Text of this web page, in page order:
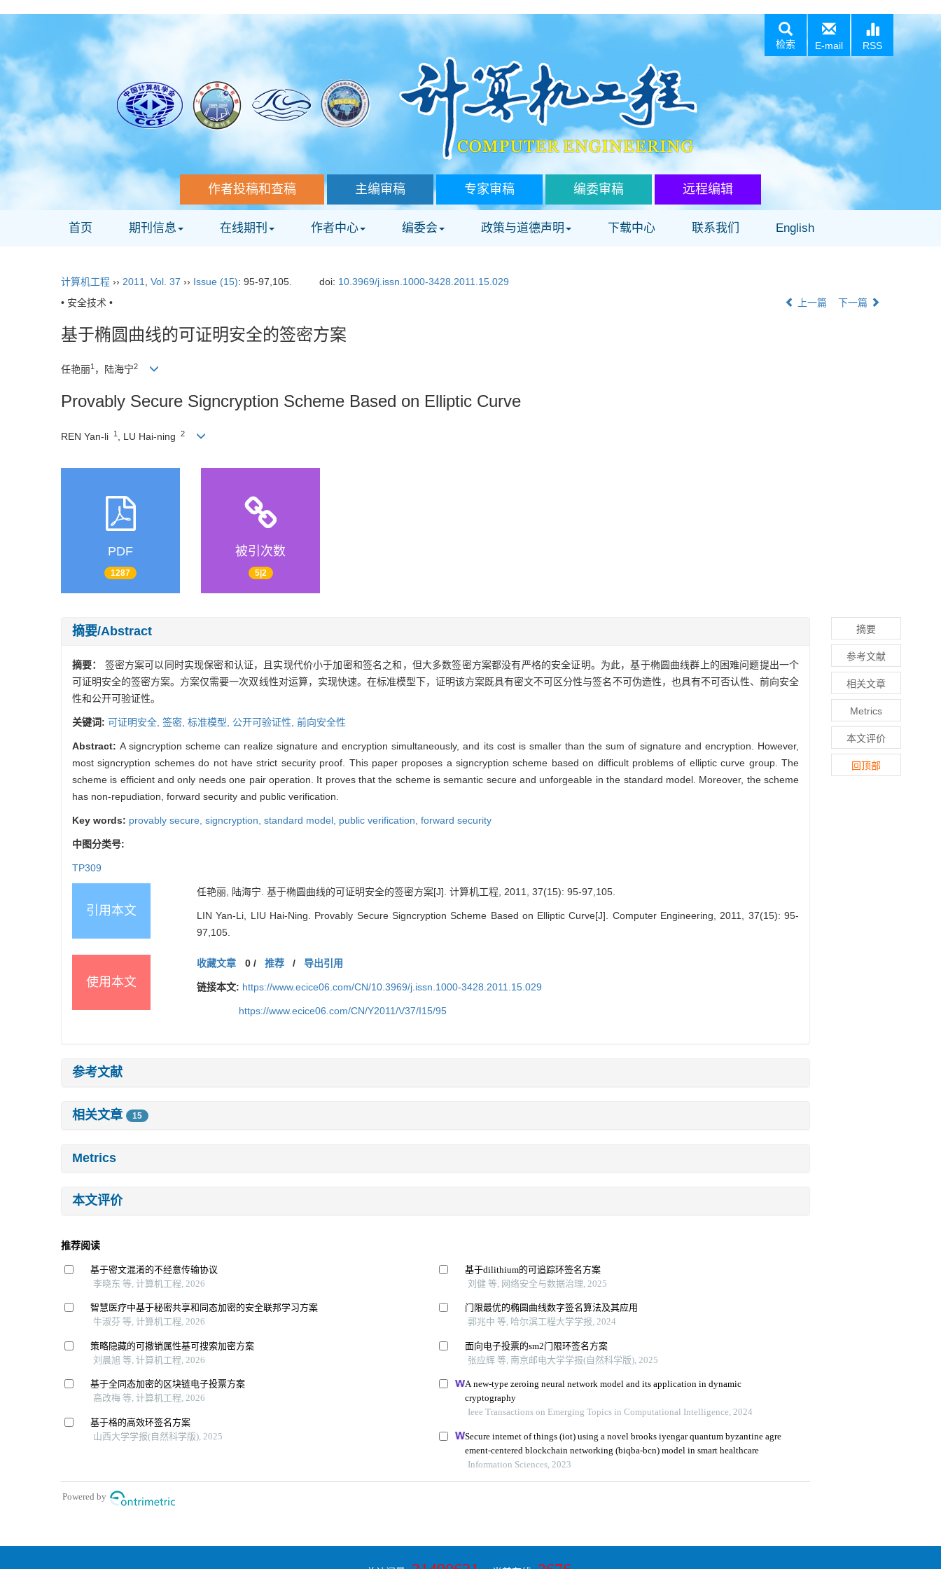
检索 E-mail RSS
作者投稿和查稿 主编审稿 专家审稿 编委审稿 远程编辑
首页 期刊信息 在线期刊 作者中心 编委会 政策与道德声明 下载中心 联系我们 English
计算机工程 ›› 2011 Vol. 37 ›› Issue (15): 95-97,105. doi: 10.3969/j.issn.1000-3428.2011.15.029
• 安全技术 •
上一篇 下一篇
基于椭圆曲线的可证明安全的签密方案
任艳丽1 ，陆海宁2
Provably Secure Signcryption Scheme Based on Elliptic Curve
REN Yan-li 1 , LU Hai-ning 2
PDF
1287
被引次数
5|2
摘要/Abstract
摘要： 签密方案可以同时实现保密和认证，且实现代价小于加密和签名之和，但大多数签密方案都没有严格的安全证明。为此，基于椭圆曲线群上的困难问题提出一个
可证明安全的签密方案。方案仅需要一次双线性对运算，实现快速。在标准模型下，证明该方案既具有密文不可区分性与签名不可伪造性，也具有不可否认性、前向安全
性和公开可验证性。
关键词: 可证明安全, 签密, 标准模型, 公开可验证性, 前向安全性
Abstract:A signcryption scheme can realize signature and encryption simultaneously, and its cost is smaller than the sum of signature and encryption. However,
most signcryption schemes do not have strict security proof. This paper proposes a signcryption scheme based on difficult problems of elliptic curve group. The
scheme is efficient and only needs one pair operation. It proves that the scheme is semantic secure and unforgeable in the standard model. Moreover, the scheme
has non-repudiation, forward security and public verification.
Key words: provably secure, signcryption, standard model, public verification, forward security
中图分类号:
TP309
引用本文
任艳丽, 陆海宁. 基于椭圆曲线的可证明安全的签密方案[J]. 计算机工程, 2011, 37(15): 95-97,105.
LIN Yan-Li, LIU Hai-Ning. Provably Secure Signcryption Scheme Based on Elliptic Curve[J]. Computer Engineering, 2011, 37(15): 95-
97,105.
使用本文
收藏文章 0/ 推荐 /导出引用
链接本文: https://www.ecice06.com/CN/10.3969/j.issn.1000-3428.2011.15.029
https://www.ecice06.com/CN/Y2011/V37/I15/95
参考文献
相关文章 15
Metrics
本文评价
摘要
参考文献
相关文章
Metrics
本文评价
回顶部